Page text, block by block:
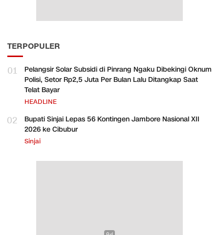
TERPOPULER
01
Pelangsir Solar Subsidi di Pinrang Ngaku Dibekingi Oknum
Polisi, Setor Rp2,5 Juta Per Bulan Lalu Ditangkap Saat
Telat Bayar
HEADLINE
02
Bupati Sinjai Lepas 56 Kontingen Jambore Nasional XII
2026 ke Cibubur
Sinjai